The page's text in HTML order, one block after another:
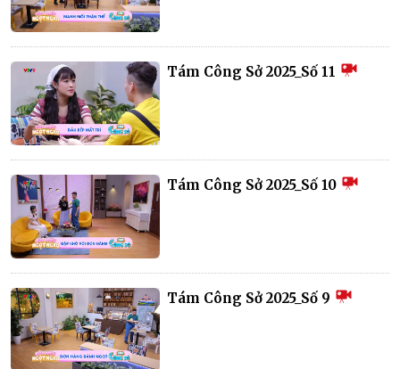
Tám Công Sở 2025_Số 11
Tám Công Sở 2025_Số 10
Tám Công Sở 2025_Số 9